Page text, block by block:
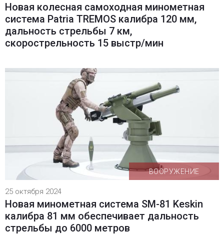
Новая колесная самоходная минометная
система Patria TREMOS калибра 120 мм,
дальность стрельбы 7 км,
скорострельность 15 выстр/мин
ВООРУЖЕНИЕ
25 октября 2024
Новая минометная система SM-81 Keskin
калибра 81 мм обеспечивает дальность
стрельбы до 6000 метров